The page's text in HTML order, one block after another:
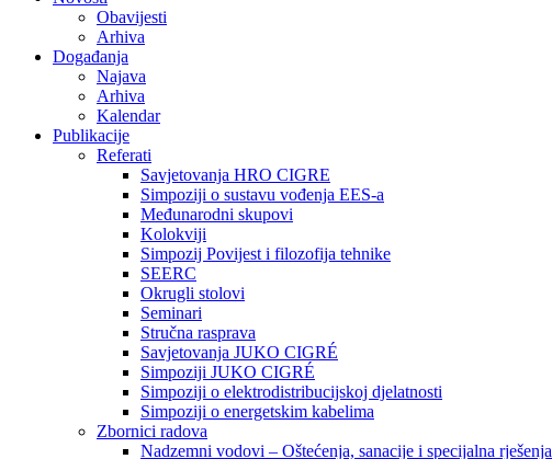
Obavijesti
Arhiva
Događanja
Najava
Arhiva
Kalendar
Publikacije
Referati
Savjetovanja HRO CIGRE
Simpoziji o sustavu vođenja EES-a
Međunarodni skupovi
Kolokviji​
Simpozij Povijest i filozofija tehnike
SEERC
Okrugli stolovi
Seminari​
Stručna rasprava​
Savjetovanja JUKO CIGRÉ
Simpoziji JUKO CIGRÉ
Simpoziji o elektrodistribucijskoj djelatnosti
Simpoziji o energetskim kabelima
Zbornici radova
Nadzemni vodovi – Oštećenja, sanacije i specijalna rješenja